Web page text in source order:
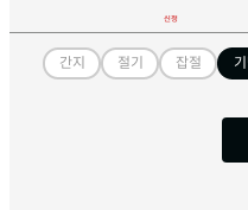
신정
간지 절기 잡절